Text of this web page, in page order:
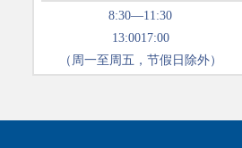
8:30—11:30
13:0017:00
（周一至周五，节假日除外）